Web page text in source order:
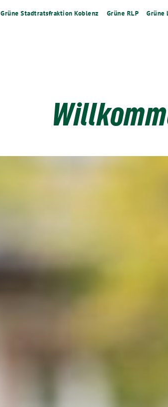
Grüne Stadtratsfraktion Koblenz Grüne RLP Grüne